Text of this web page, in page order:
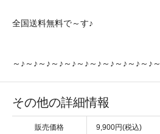
全国送料無料で～す♪
～♪～♪～♪～♪～♪～♪～♪～♪～♪～♪～♪～
その他の詳細情報
販売価格 9,900円(税込)